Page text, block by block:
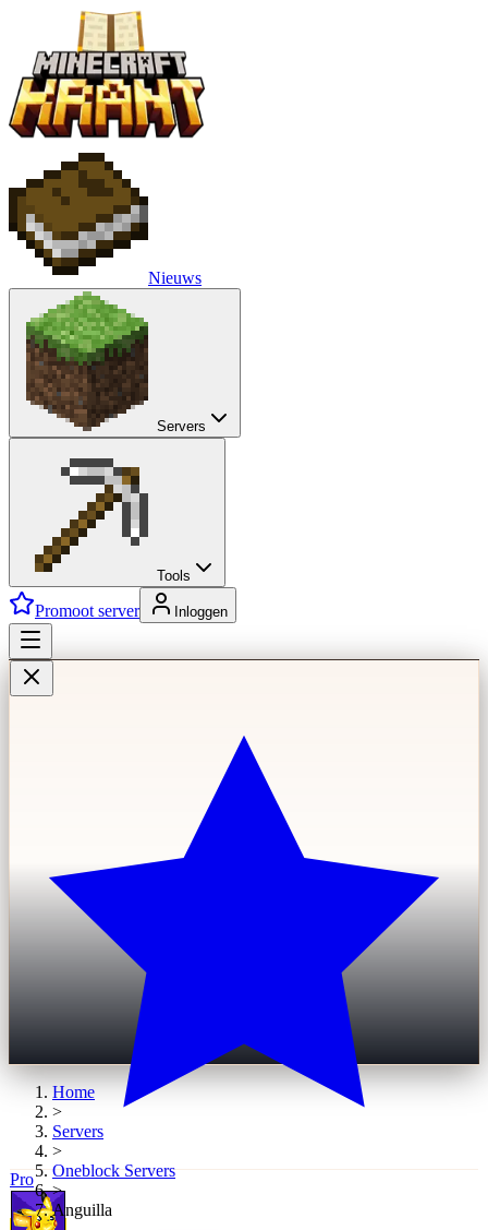
Nieuws
Servers
Tools
Promoot server Inloggen
Pro
Home
>
Servers
>
OneblockServers
>
Anguilla